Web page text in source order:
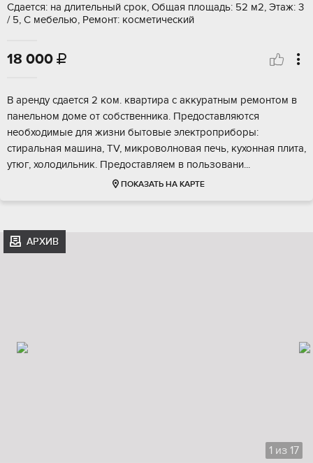
Сдается: на длительный срок, Общая площадь: 52 м2, Этаж: 3
/ 5, С мебелью, Ремонт: косметический
18 000 
В аренду сдается 2 ком. квартира с аккуратным ремонтом в
панельном доме от собственника. Предоставляются
необходимые для жизни бытовые электроприборы:
стиральная машина, TV, микроволновая печь, кухонная плита,
утюг, холодильник. Предоставляем в пользовани...
ПОКАЗАТЬ НА КАРТЕ
АРХИВ
1 из 17